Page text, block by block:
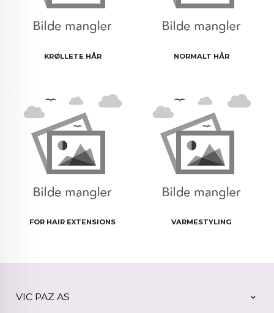
KRØLLETE HÅR NORMALT HÅR
FOR HAIR EXTENSIONS VARMESTYLING
VIC PAZ AS